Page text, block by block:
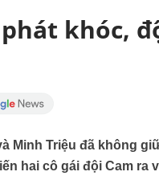
khóc,
Minh Triệu đã không
hai cô gái đội Cam ra